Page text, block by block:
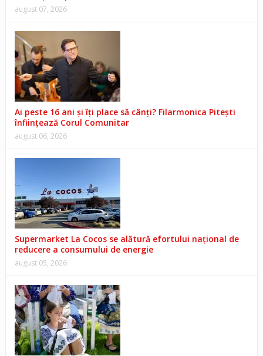
august 07, 2026
Ai peste 16 ani și îți place să cânți? Filarmonica Pitești
înființează Corul Comunitar
august 06, 2026
Supermarket La Cocos se alătură efortului național de
reducere a consumului de energie
august 05, 2026